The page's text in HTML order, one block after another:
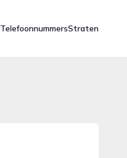
TelefoonnummersStraten